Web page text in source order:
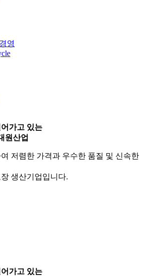
영
가고 있는
원산업
저렴한 가격과 우수한 품질 및 신속한
생산기업입니다.
가고 있는